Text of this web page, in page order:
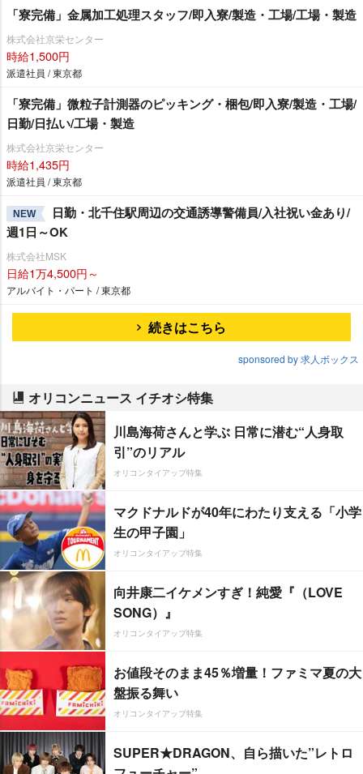
「寮完備」金属加工処理スタッフ/即入寮/製造・工場/工場・製造
株式会社京栄センター
時給1,500円
派遣社員 / 東京都
「寮完備」微粒子計測器のピッキング・梱包/即入寮/製造・工場/
日勤/日払い/工場・製造
株式会社京栄センター
時給1,435円
派遣社員 / 東京都
NEW
日勤・北千住駅周辺の交通誘導警備員/入社祝い金あり/
週1日～OK
株式会社MSK
日給1万4,500円～
アルバイト・パート / 東京都
続きはこちら
sponsored by 求人ボックス
オリコンニュース イチオシ特集
川島海荷さんと学ぶ 日常に潜む“人身取
引”のリアル
オリコンタイアップ特集
マクドナルドが40年にわたり支える「小学
生の甲子園」
オリコンタイアップ特集
向井康二イケメンすぎ！純愛『（LOVE
SONG）』
オリコンタイアップ特集
お値段そのまま45％増量！ファミマ夏の大
盤振る舞い
オリコンタイアップ特集
SUPER★DRAGON、自ら描いた”レトロ